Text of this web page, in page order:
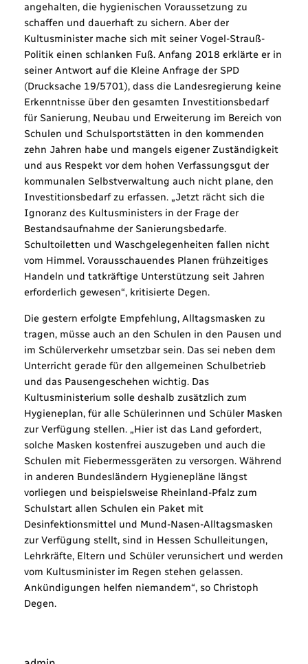
angehalten, die hygienischen Voraussetzung zu
schaffen und dauerhaft zu sichern. Aber der
Kultusminister mache sich mit seiner Vogel-Strauß-
Politik einen schlanken Fuß. Anfang 2018 erklärte er in
seiner Antwort auf die Kleine Anfrage der SPD
(Drucksache 19/5701), dass die Landesregierung keine
Erkenntnisse über den gesamten Investitionsbedarf
für Sanierung, Neubau und Erweiterung im Bereich von
Schulen und Schulsportstätten in den kommenden
zehn Jahren habe und mangels eigener Zuständigkeit
und aus Respekt vor dem hohen Verfassungsgut der
kommunalen Selbstverwaltung auch nicht plane, den
Investitionsbedarf zu erfassen. „Jetzt rächt sich die
Ignoranz des Kultusministers in der Frage der
Bestandsaufnahme der Sanierungsbedarfe.
Schultoiletten und Waschgelegenheiten fallen nicht
vom Himmel. Vorausschauendes Planen frühzeitiges
Handeln und tatkräftige Unterstützung seit Jahren
erforderlich gewesen“, kritisierte Degen.
Die gestern erfolgte Empfehlung, Alltagsmasken zu
tragen, müsse auch an den Schulen in den Pausen und
im Schülerverkehr umsetzbar sein. Das sei neben dem
Unterricht gerade für den allgemeinen Schulbetrieb
und das Pausengeschehen wichtig. Das
Kultusministerium solle deshalb zusätzlich zum
Hygieneplan, für alle Schülerinnen und Schüler Masken
zur Verfügung stellen. „Hier ist das Land gefordert,
solche Masken kostenfrei auszugeben und auch die
Schulen mit Fiebermessgeräten zu versorgen. Während
in anderen Bundesländern Hygienepläne längst
vorliegen und beispielsweise Rheinland-Pfalz zum
Schulstart allen Schulen ein Paket mit
Desinfektionsmittel und Mund-Nasen-Alltagsmasken
zur Verfügung stellt, sind in Hessen Schulleitungen,
Lehrkräfte, Eltern und Schüler verunsichert und werden
vom Kultusminister im Regen stehen gelassen.
Ankündigungen helfen niemandem“, so Christoph
Degen.